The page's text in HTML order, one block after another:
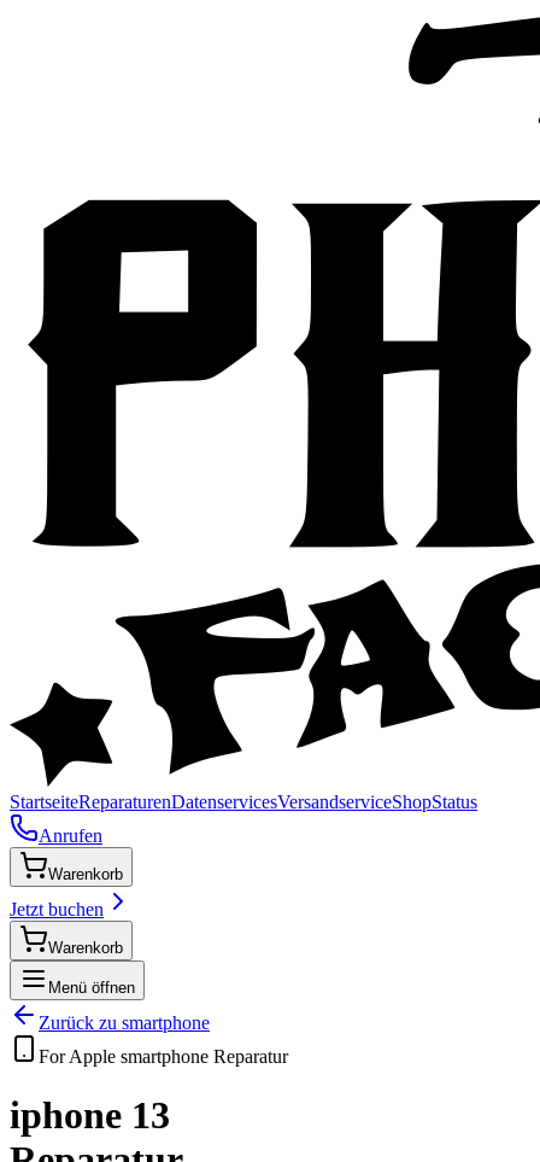
StartseiteReparaturenDatenservicesVersandserviceShopStatus
Anrufen
Warenkorb
Jetzt buchen
Warenkorb
Menü öffnen
Zurück zu smartphone
For Apple smartphone Reparatur
iphone 13